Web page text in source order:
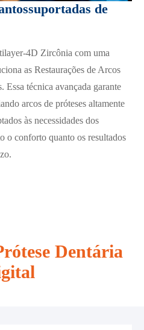
de
4D Zircônia com uma
as Restaurações de Arcos
Essa técnica avançada garante
arcos de próteses altamente
às necessidades dos
o conforto quanto os resultados
Dentária